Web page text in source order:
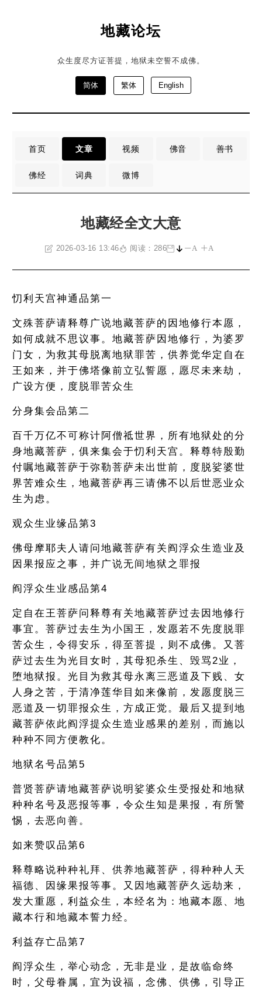
地藏论坛
众生度尽方证菩提，地狱未空誓不成佛。
简体 繁体 English
首页 文章 视频 佛音 善书
佛经 词典 微博
地藏经全文大意
2026-03-16 13:46 阅读：286 A A
忉利天宫神通品第一
文殊菩萨请释尊广说地藏菩萨的因地修行本愿，
如何成就不思议事。地藏菩萨因地修行，为婆罗
门女，为救其母脱离地狱罪苦，供养觉华定自在
王如来，并于佛塔像前立弘誓愿，愿尽未来劫，
广设方便，度脱罪苦众生
分身集会品第二
百千万亿不可称计阿僧祗世界，所有地狱处的分
身地藏菩萨，俱来集会于忉利天宫。释尊特殷勤
付嘱地藏菩萨于弥勒菩萨未出世前，度脱娑婆世
界苦难众生，地藏菩萨再三请佛不以后世恶业众
生为虑。
观众生业缘品第3
佛母摩耶夫人请问地藏菩萨有关阎浮众生造业及
因果报应之事，并广说无间地狱之罪报
阎浮众生业感品第4
定自在王菩萨问释尊有关地藏菩萨过去因地修行
事宜。菩萨过去生为小国王，发愿若不先度脱罪
苦众生，令得安乐，得至菩提，则不成佛。又菩
萨过去生为光目女时，其母犯杀生、毁骂2业，
堕地狱报。光目为救其母永离三恶道及下贱、女
人身之苦，于清净莲华目如来像前，发愿度脱三
恶道及一切罪报众生，方成正觉。最后又提到地
藏菩萨依此阎浮提众生造业感果的差别，而施以
种种不同方便教化。
地狱名号品第5
普贤菩萨请地藏菩萨说明娑婆众生受报处和地狱
种种名号及恶报等事，令众生知是果报，有所警
惕，去恶向善。
如来赞叹品第6
释尊略说种种礼拜、供养地藏菩萨，得种种人天
福德、因缘果报等事。又因地藏菩萨久远劫来，
发大重愿，利益众生，本经名为：地藏本愿、地
藏本行和地藏本誓力经。
利益存亡品第7
阎浮众生，举心动念，无非是业，是故临命终
时，父母眷属，宜为设福，念佛、供佛，引导正